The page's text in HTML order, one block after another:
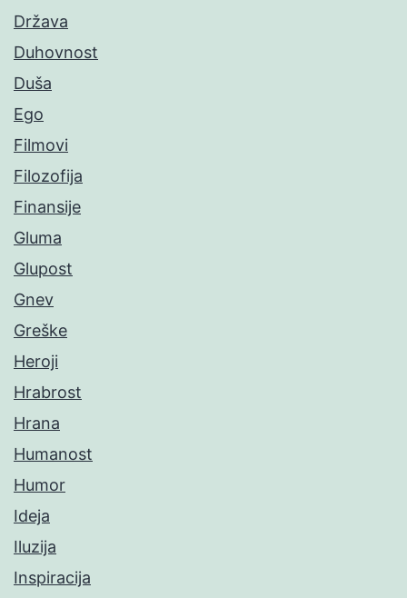
Država
Duhovnost
Duša
Ego
Filmovi
Filozofija
Finansije
Gluma
Glupost
Gnev
Greške
Heroji
Hrabrost
Hrana
Humanost
Humor
Ideja
Iluzija
Inspiracija